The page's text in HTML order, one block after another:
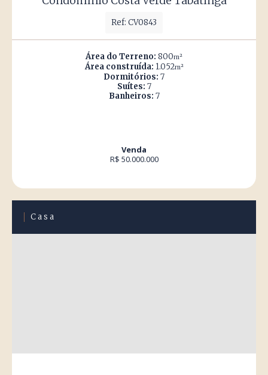
Ref: CV0843
Área do Terreno: 800m²
Área construída: 1.052m²
Dormitórios: 7
Suítes: 7
Banheiros: 7
Venda
R$ 50.000.000
Casa